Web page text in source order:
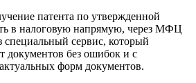
патента по утвержденной
в налоговую напрямую, через МФЦ
специальный сервис, который
документов без ошибок и с
форм документов.